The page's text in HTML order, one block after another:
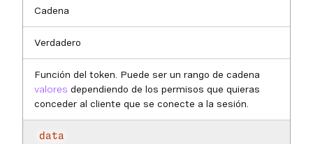
Cadena
Verdadero
Función del token. Puede ser un rango de cadena
valores dependiendo de los permisos que quieras
conceder al cliente que se conecte a la sesión.
data